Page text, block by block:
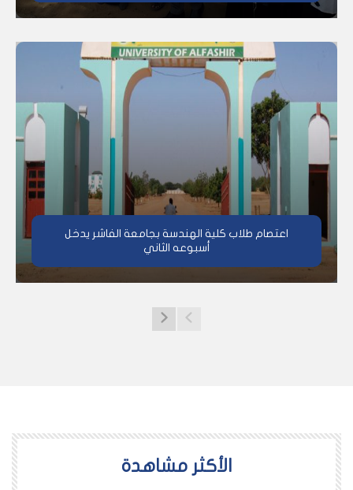
اعتصام طلاب كلية الهندسة بجامعة الفاشر يدخل
أسبوعه الثاني
اﻷكثر مشاهدة